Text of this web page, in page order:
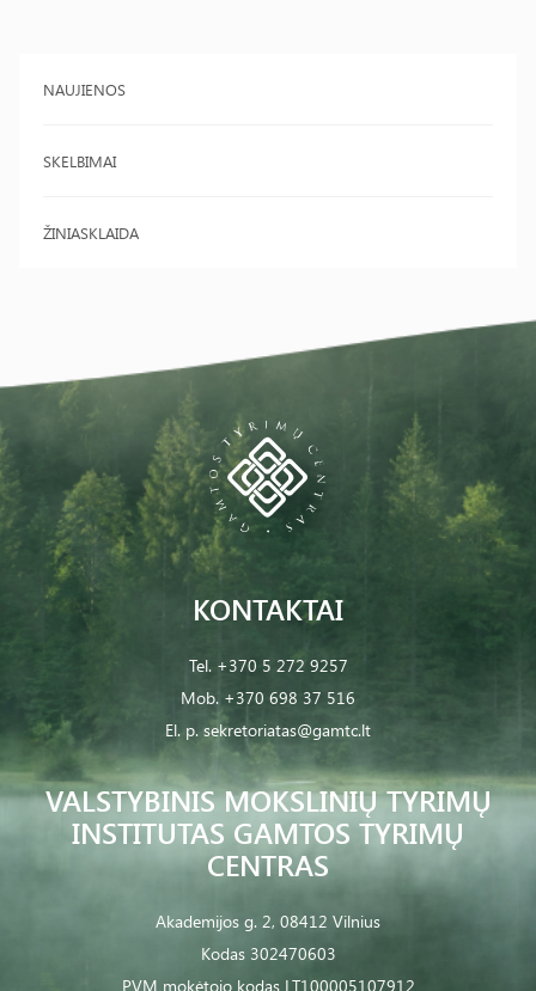
NAUJIENOS
SKELBIMAI
ŽINIASKLAIDA
VALSTYBINIS MOKSLINIŲ TYRIMŲ
INSTITUTAS GAMTOS TYRIMŲ
CENTRAS
Akademijos g. 2, 08412 Vilnius
Kodas 302470603
PVM mokėtojo kodas LT100005107912
KONTAKTAI
Tel. +370 5 272 9257
Mob. +370 698 37 516
El. p. sekretoriatas@gamtc.lt